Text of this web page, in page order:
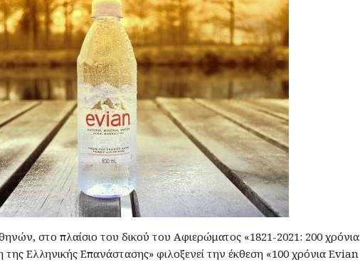
στο πλαίσιο του δικού του Αφιερώματος «1821-2021: 200 χρόνια
Ελληνικής Επανάστασης» φιλοξενεί την έκθεση «100 χρόνια Evian